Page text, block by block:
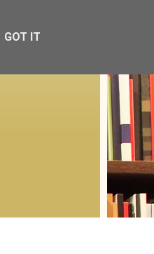
GOT IT